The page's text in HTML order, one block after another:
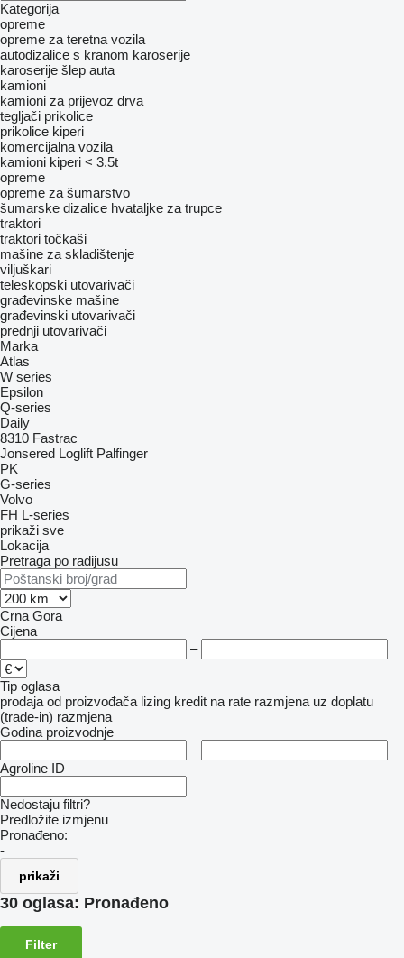
Kategorija
opreme
оpremе za teretna vozila
autodizalice s kranom karoserije
karoserije šlep auta
kamioni
kamioni za prijevoz drva
tegljači prikolice
prikolice kiperi
komercijalna vozila
kamioni kiperi < 3.5t
opreme
opreme za šumarstvo
šumarske dizalice hvataljke za trupce
traktori
traktori točkaši
mašine za skladištenje
viljuškari
teleskopski utovarivači
građevinske mašine
građevinski utovarivači
prednji utovarivači
Marka
Atlas
W series
Epsilon
Q-series
Daily
8310 Fastrac
Jonsered Loglift Palfinger
PK
G-series
Volvo
FH L-series
prikaži sve
Lokacija
Pretraga po radijusu
Crna Gora
Cijena
–
Tip oglasa
prodaja od proizvođača lizing kredit na rate razmjena uz doplatu
(trade-in) razmjena
Godina proizvodnje
–
Agroline ID
Nedostaju filtri?
Predložite izmjenu
Pronađeno:
-
prikaži
30 oglasa: Pronađeno
Filter